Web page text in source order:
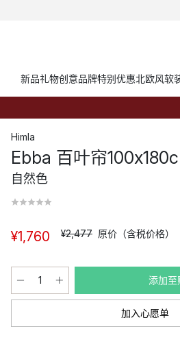
新品礼物创意品牌特别优惠北欧风软
Himla
Ebba 百叶帘
自然色
¥1,760 ¥2,477 原价（含税价格）
添加至
加入心愿单